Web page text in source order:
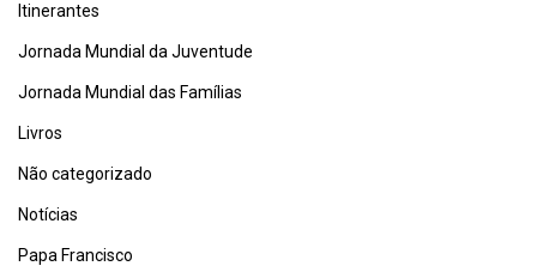
Itinerantes
Jornada Mundial da Juventude
Jornada Mundial das Famílias
Livros
Não categorizado
Notícias
Papa Francisco